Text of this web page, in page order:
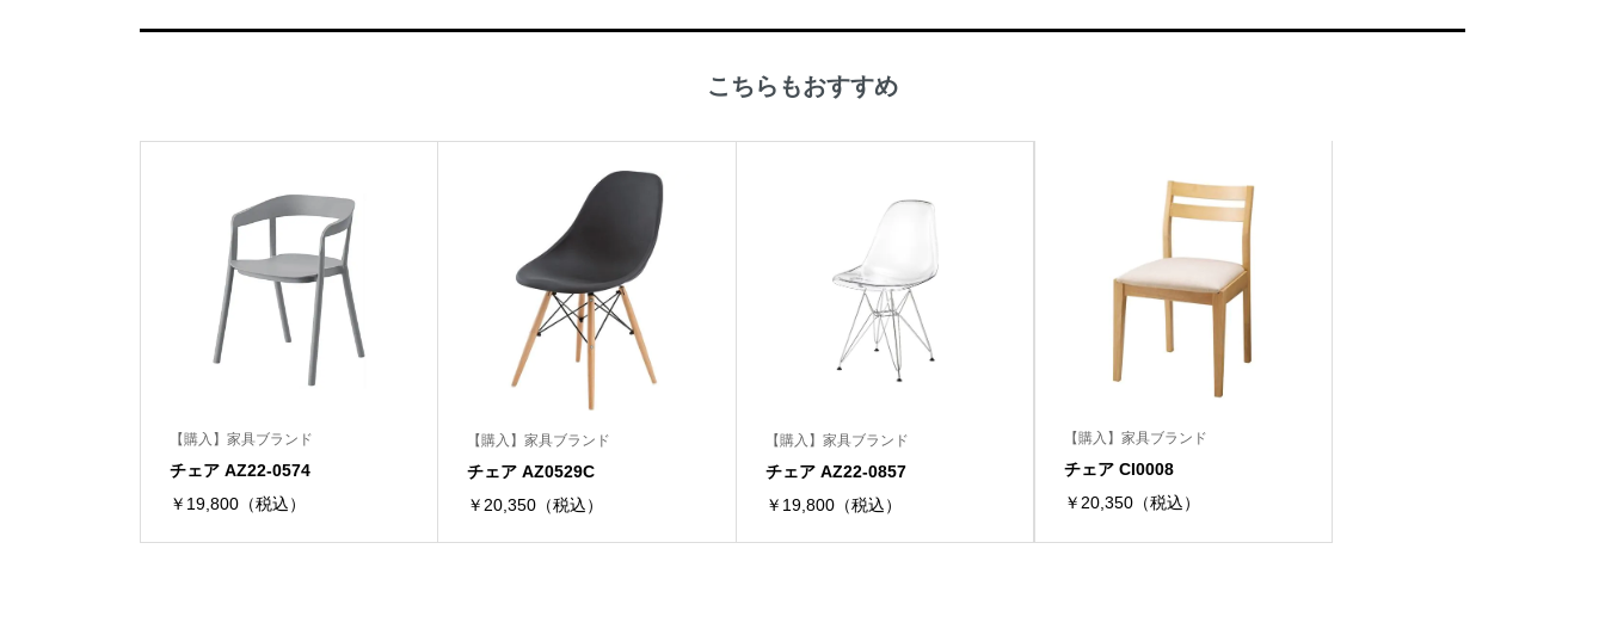
こちらもおすすめ
【購入】家具ブランド
チェア AZ22-0574
￥19,800（税込）
【購入】家具ブランド
チェア AZ0529C
￥20,350（税込）
【購入】家具ブランド
チェア AZ22-0857
￥19,800（税込）
【購入】家具ブランド
チェア CI0008
￥20,350（税込）